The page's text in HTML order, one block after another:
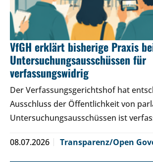
VfGH erklärt bisherige Praxis
Untersuchungsausschüssen für
verfassungswidrig
Der Verfassungsgerichtshof hat
Ausschluss der Öffentlichkeit von
Untersuchungsausschüssen ist
08.07.2026 Transparenz/Open